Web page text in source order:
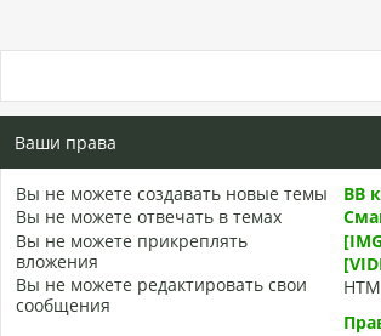
Ваши права
Вы не можете создавать новые темы
Вы не можете отвечать в темах
Вы не можете прикреплять
вложения
Вы не можете редактировать свои
сообщения
BB